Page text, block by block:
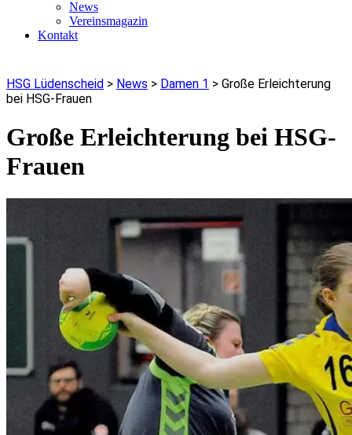
News
Vereinsmagazin
Kontakt
HSG Lüdenscheid > News > Damen 1 > Große Erleichterung
bei HSG-Frauen
Große Erleichterung bei HSG-
Frauen